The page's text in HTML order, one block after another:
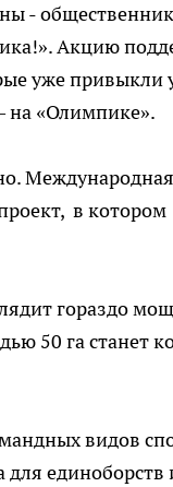
-
Акцию
уже привыкли
на «Олимпике».
в
гораздо
50 га станет
видов
для